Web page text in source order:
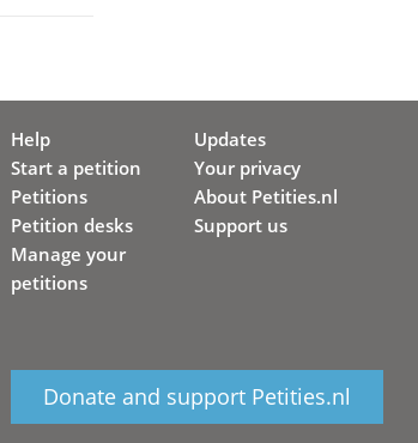
Help
Start a petition
Petitions
Petition desks
Manage your
petitions
Updates
Your privacy
About Petities.nl
Support us
Donate and support Petities.nl